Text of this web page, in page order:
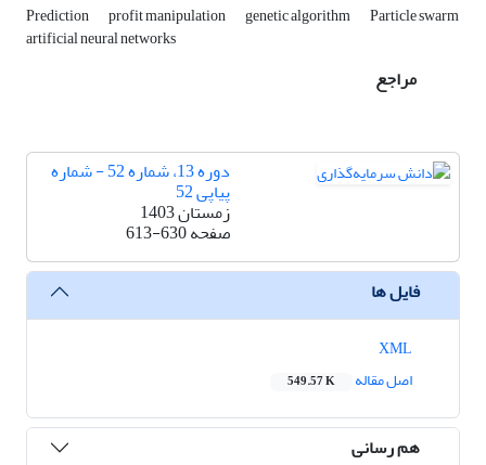
Prediction profit manipulation genetic algorithm Particle swarm
artificial neural networks
مراجع
دوره 13، شماره 52 - شماره
پیاپی 52
زمستان 1403
صفحه613-630
فایل ها
اصل مقاله
549.57 K
هم رسانی